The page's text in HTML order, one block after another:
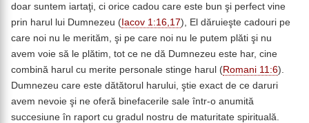
doar suntem iartaţi, ci orice cadou care este bun şi perfect vine
prin harul lui Dumnezeu (Iacov 1:16,17), El dăruieşte cadouri pe
care noi nu le merităm, şi pe care noi nu le putem plăti şi nu
avem voie să le plătim, tot ce ne dă Dumnezeu este har, cine
combină harul cu merite personale stinge harul (Romani 11:6).
Dumnezeu care este dătătorul harului, ştie exact de ce daruri
avem nevoie şi ne oferă binefacerile sale într-o anumită
succesiune în raport cu gradul nostru de maturitate spirituală.